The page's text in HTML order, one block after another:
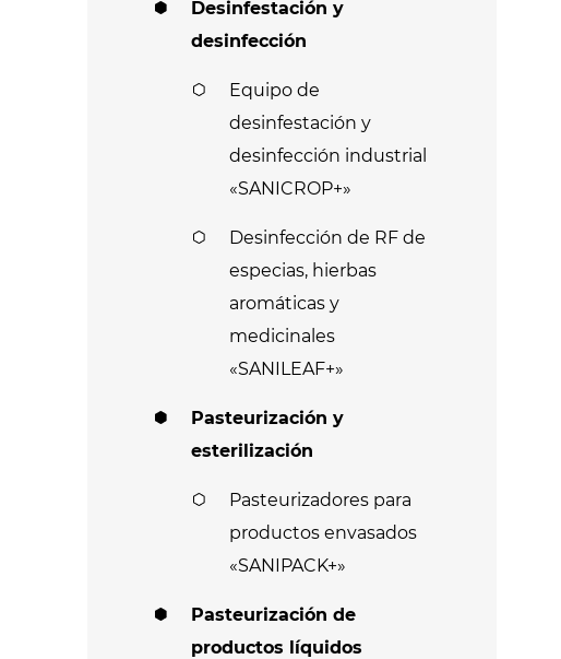
Desinfestación y
desinfección
Equipo de
desinfestación y
desinfección industrial
«SANICROP+»
Desinfección de RF de
especias, hierbas
aromáticas y
medicinales
«SANILEAF+»
Pasteurización y
esterilización
Pasteurizadores para
productos envasados
«SANIPACK+»
Pasteurización de
productos líquidos